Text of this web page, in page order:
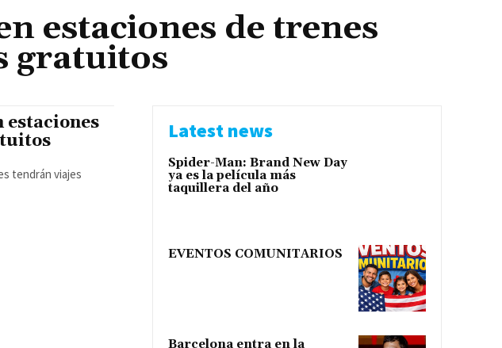
estaciones de trenes
gratuitos
estaciones
tendrán viajes
Latest news
Spider-Man: Brand New Day
ya es la película más
taquillera del año
EVENTOS COMUNITARIOS
Barcelona entra en la